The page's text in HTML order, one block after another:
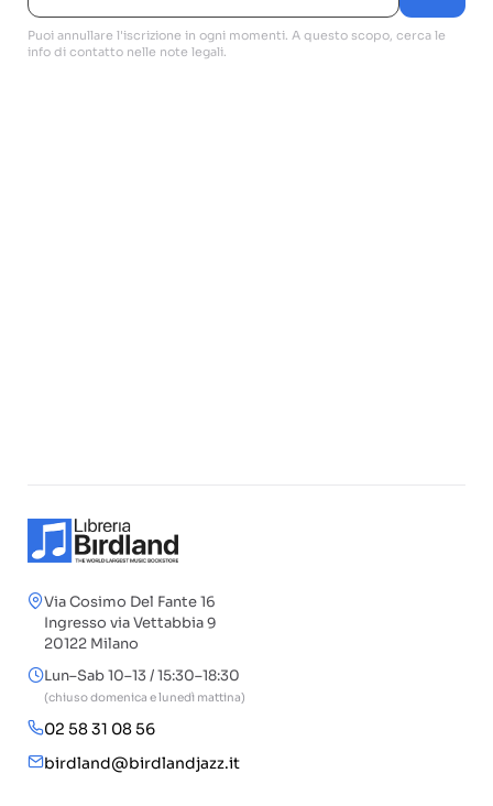
Puoi annullare l'iscrizione in ogni momenti. A questo scopo, cerca le
info di contatto nelle note legali.
Via Cosimo Del Fante 16
Ingresso via Vettabbia 9
20122 Milano
Lun–Sab 10–13 / 15:30–18:30
(chiuso domenica e lunedì mattina)
02 58 31 08 56
birdland@birdlandjazz.it